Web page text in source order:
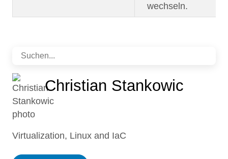
wechseln.
Christian Stankowic
Virtualization, Linux and IaC